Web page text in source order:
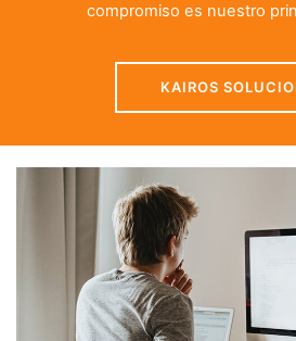
compromiso es nuestro
KAIROS